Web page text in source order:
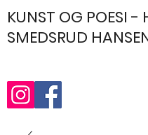
KUNST OG POESI -
SMEDSRUD